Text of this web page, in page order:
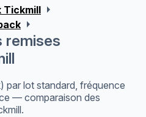
Tickmill arrow_right
arrow_right
remises
par lot standard, fréquence
— comparaison des